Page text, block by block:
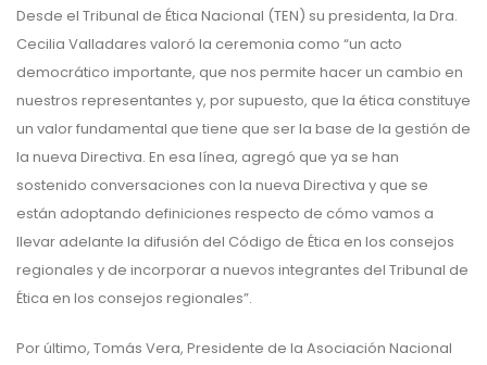
Desde el Tribunal de Ética Nacional (TEN) su presidenta, la Dra.
Cecilia Valladares valoró la ceremonia como “un acto
democrático importante, que nos permite hacer un cambio en
nuestros representantes y, por supuesto, que la ética constituye
un valor fundamental que tiene que ser la base de la gestión de
la nueva Directiva. En esa línea, agregó que ya se han
sostenido conversaciones con la nueva Directiva y que se
están adoptando definiciones respecto de cómo vamos a
llevar adelante la difusión del Código de Ética en los consejos
regionales y de incorporar a nuevos integrantes del Tribunal de
Ética en los consejos regionales”.
Por último, Tomás Vera, Presidente de la Asociación Nacional